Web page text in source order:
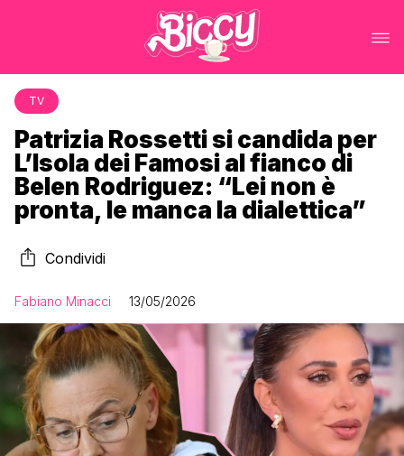
TV
Patrizia Rossetti si candida per
L’Isola dei Famosi al fianco di
Belen Rodriguez: “Lei non è
pronta, le manca la dialettica”
Condividi
Fabiano Minacci 13/05/2026